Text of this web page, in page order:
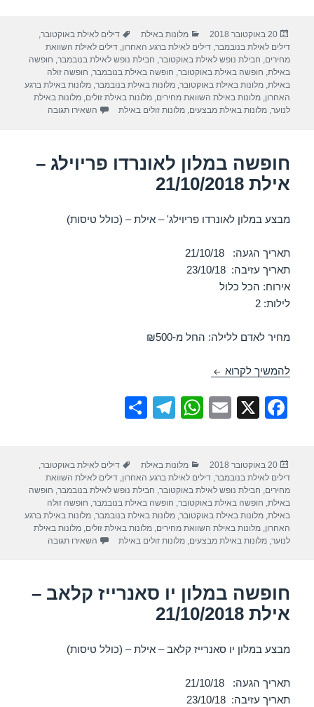
e
b
o
o
s
A
p
p
gr
a
m
e
פורסם
בתאריך
20 באוקטובר 2018 קטגוריות
מלונות באילת תגיות
דילים לאילת באוקטובר,
דילים לאילת בנובמבר,דילים לאילת ברגע האחרון,דילים לאילת השוואת
מחירים, חבילת נופש לאילת באוקטובר, חבילת נופש לאילת בנובמבר, חופשה
באילת, חופשה באילת באוקטובר, חופשה באילת בנובמבר, חופשה זולה
באילת,מלונות באילת באוקטובר,מלונות באילת בנובמבר,מלונות באילת ברגע
האחרון,מלונות באילת השוואת מחירים,מלונות באילת זולים,מלונות באילת
לנוער,מלונות באילת מבצעים,מלונות זולים באילת השאירו תגובה
חופשה במלון לאונרדו פריוילג –
אילת 21/10/2018
מבצע במלון לאונרדו פריוילג' – אילת – (כולל טיסות)
תאריך הגעה: 21/10/18
תאריך עזיבה: 23/10/18
אירוח: הכל כלול
לילות: 2
מחיר לאדם ללילה: החל מ-₪500
להמשיך לקרוא חופשה במלון לאונרדו פריוילג – אילת 21/10/2018
F
e
b
o
o
X
E
W
s
A
p
p
T
gr
a
m
e
פורסם
בתאריך
20 באוקטובר 2018 קטגוריות
מלונות באילת תגיות
דילים לאילת באוקטובר
דילים לאילת בנובמבר ,דילים לאילת ברגע האחרון ,דילים לאילת השוואת
מחירים חבילת נופש לאילת באוקטובר חבילת נופש לאילת בנובמבר חופשה
באילת חופשה באילת באוקטובר חופשה באילת בנובמבר חופשה זולה
באילת ,מלונות באילת באוקטובר ,מלונות באילת בנובמבר ,מלונות באילת ברגע
האחרון ,מלונות באילת השוואת מחירים ,מלונות באילת זולים ,מלונות באילת
לנוער ,מלונות באילת מבצעים ,מלונות זולים באילת השאירו תגובה
חופשה במלון יו סאנרייז קלאב –
אילת 21/10/2018
מבצע במלון יו סאנרייז קלאב – אילת – (כולל טיסות)
תאריך הגעה: 21/10/18
תאריך עזיבה: 23/10/18